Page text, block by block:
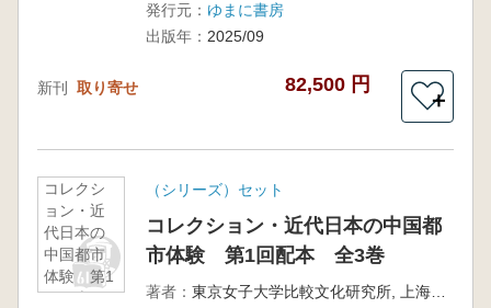
発行元： ゆまに書房
出版年： 2025/09
新刊 取り寄せ 82,500 円
＋
コレクシ
ョン・近
代日本の
中国都市
体験 第1
回配本
（シリーズ）セット
コレクション・近代日本の中国都
市体験 第1回配本 全3巻
著者：
東京女子大学比較文化研究所, 上海外国語大学日本研究センター 監修